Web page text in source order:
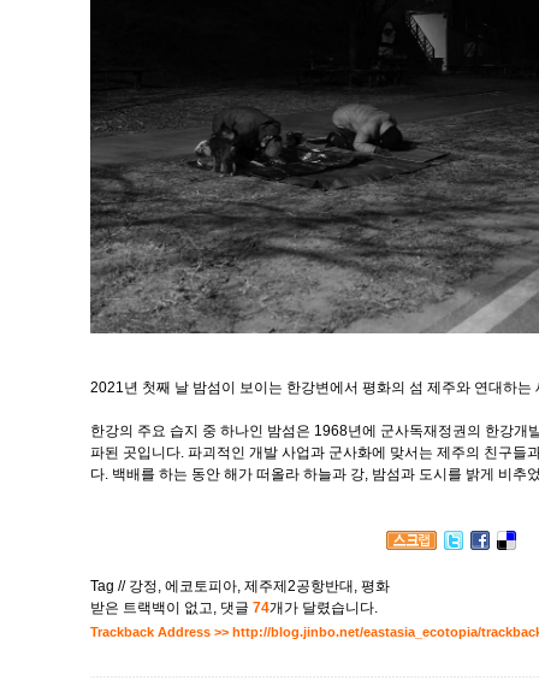
2021년 첫째 날 밤섬이 보이는 한강변에서 평화의 섬 제주와 연대하
한강의 주요 습지 중 하나인 밤섬은 1968년에 군사독재정권의 한강개
파된 곳입니다. 파괴적인 개발 사업과 군사화에 맞서는 제주의 친구들
다. 백배를 하는 동안 해가 떠올라 하늘과 강, 밤섬과 도시를 밝게 비추
Tag // 강정, 에코토피아, 제주제2공항반대 , 평화
받은 트랙백이 없고, 댓글 74개가 달렸습니다.
Trackback Address >> http://blog.jinbo.net/eastasia_ecotopia/